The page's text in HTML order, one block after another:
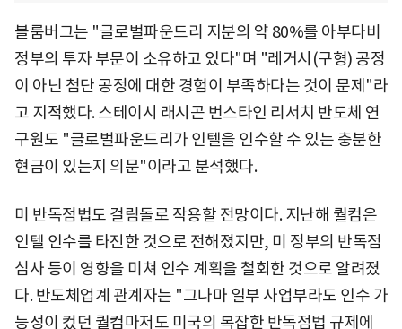
블룸버그는 "글로벌파운드리 지분의 약 80%를 아부다비
정부의 투자 부문이 소유하고 있다"며 "레거시(구형) 공정
이 아닌 첨단 공정에 대한 경험이 부족하다는 것이 문제"라
고 지적했다. 스테이시 래시곤 번스타인 리서치 반도체 연
구원도 "글로벌파운드리가 인텔을 인수할 수 있는 충분한
현금이 있는지 의문"이라고 분석했다.
미 반독점법도 걸림돌로 작용할 전망이다. 지난해 퀄컴은
인텔 인수를 타진한 것으로 전해졌지만, 미 정부의 반독점
심사 등이 영향을 미쳐 인수 계획을 철회한 것으로 알려졌
다. 반도체업계 관계자는 "그나마 일부 사업부라도 인수 가
능성이 컸던 퀄컴마저도 미국의 복잡한 반독점법 규제에